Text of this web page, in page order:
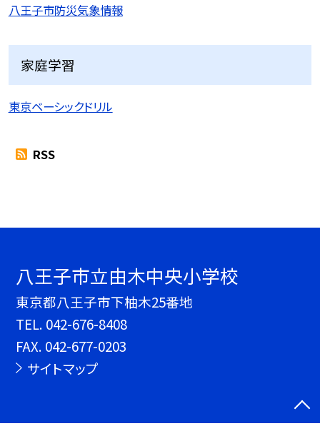
八王子市防災気象情報
家庭学習
東京ベーシックドリル
RSS
八王子市立由木中央小学校
東京都八王子市下柚木25番地
TEL. 042-676-8408
FAX. 042-677-0203
サイトマップ